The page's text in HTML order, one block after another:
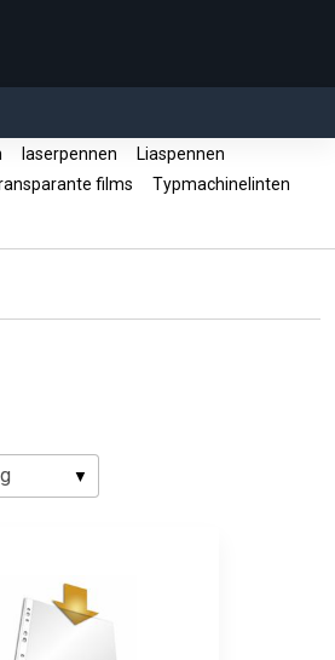
laserpennen
Liaspennen
films
Typmachinelinten